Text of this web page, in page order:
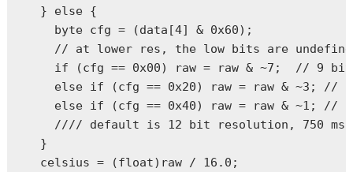
} else {
byte cfg = (data[4] & 0x60);
// at lower res, the low bits are
if (cfg == 0x00) raw = raw & ~7;  // 9 bit
else if (cfg == 0x20) raw = raw & ~3; //
else if (cfg == 0x40) raw = raw & ~1; //
//// default is 12 bit resolution, 750 ms
}
celsius = (float)raw / 16.0;